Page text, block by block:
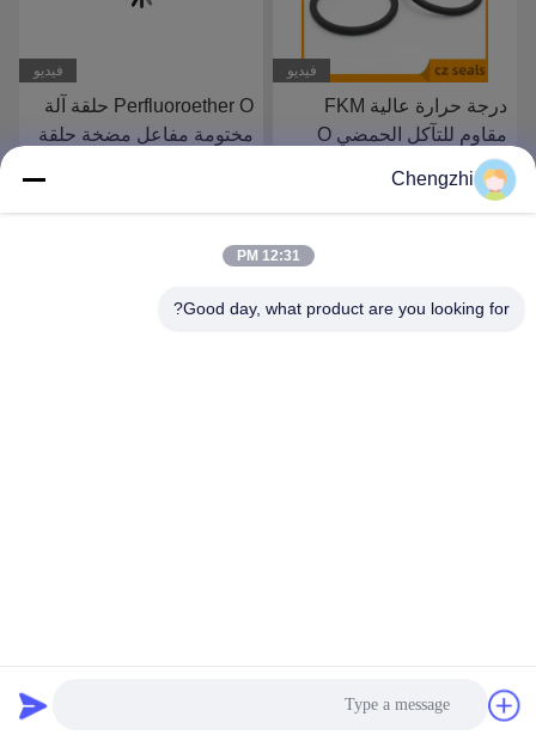
فيديو
Perfluoroether O حلقة آلة
مختومة مفاعل مضخة حلقة
مطاطية مقاومة للتآكل
احصل على أفضل سعر
فيديو
قطر خط المطاط الفلوريني
6 × قطر خارجي 28-1000
احصل على أفضل سعر
Chengzhi
12:31 PM
Good day, what product are you looking for?